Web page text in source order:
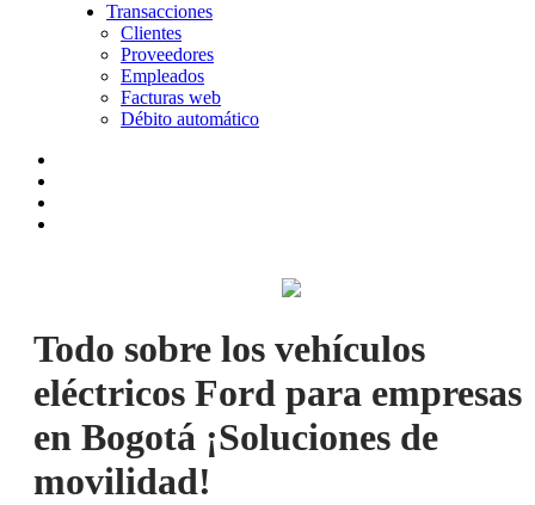
Transacciones
Clientes
Proveedores
Empleados
Facturas web
Débito automático
Todo sobre los vehículos
eléctricos Ford para empresas
en Bogotá ¡Soluciones de
movilidad!